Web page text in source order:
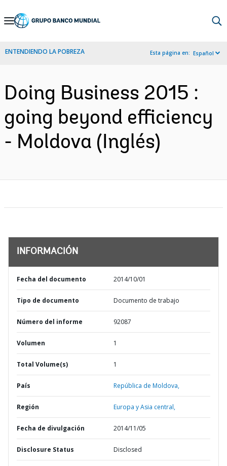
Skip
Navigation
ENTENDIENDO LA POBREZA Esta página en: Español
Doing Business 2015 :
going beyond efficiency
- Moldova (Inglés)
INFORMACIÓN
Fecha del documento 2014/10/01
Tipo de documento Documento de trabajo
Número del informe 92087
Volumen 1
Total Volume(s) 1
País República de Moldova,
Región Europa y Asia central,
Fecha de divulgación 2014/11/05
Disclosure Status Disclosed